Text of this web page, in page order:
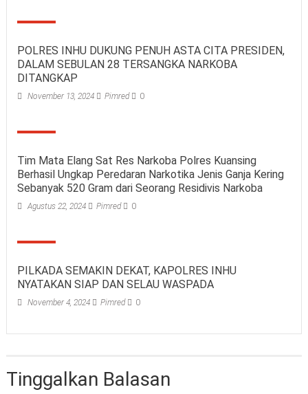
POLRES INHU DUKUNG PENUH ASTA CITA PRESIDEN,
DALAM SEBULAN 28 TERSANGKA NARKOBA
DITANGKAP
November 13, 2024 Pimred 0
Tim Mata Elang Sat Res Narkoba Polres Kuansing
Berhasil Ungkap Peredaran Narkotika Jenis Ganja Kering
Sebanyak 520 Gram dari Seorang Residivis Narkoba
Agustus 22, 2024 Pimred 0
PILKADA SEMAKIN DEKAT, KAPOLRES INHU
NYATAKAN SIAP DAN SELAU WASPADA
November 4, 2024 Pimred 0
Tinggalkan Balasan